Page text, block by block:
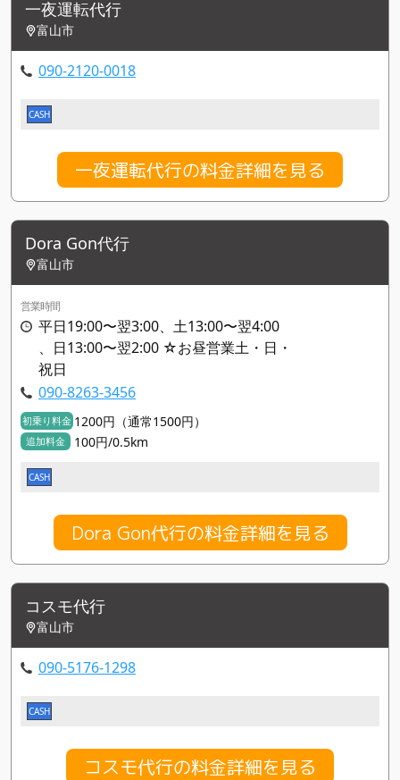
一夜運転代行
富山市
090-2120-0018
CASH
一夜運転代行の料金詳細を見る
Dora Gon代行
富山市
営業時間
平日19:00〜翌3:00、土13:00〜翌4:00
、日13:00〜翌2:00 ☆お昼営業土・日・
祝日
090-8263-3456
初乗り料金 1200円（通常1500円）
追加料金 100円/0.5km
CASH
Dora Gon代行の料金詳細を見る
コスモ代行
富山市
090-5176-1298
CASH
コスモ代行の料金詳細を見る